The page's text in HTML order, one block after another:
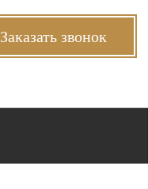
Заказать звонок